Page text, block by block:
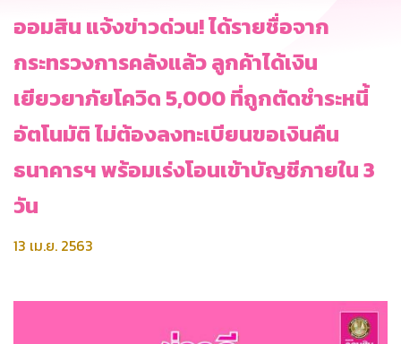
ออมสิน แจ้งข่าวด่วน! ได้รายชื่อจาก
กระทรวงการคลังแล้ว ลูกค้าได้เงิน
เยียวยาภัยโควิด 5,000 ที่ถูกตัดชำระหนี้
อัตโนมัติ ไม่ต้องลงทะเบียนขอเงินคืน
ธนาคารฯ พร้อมเร่งโอนเข้าบัญชีภายใน 3
วัน
13 เม.ย. 2563